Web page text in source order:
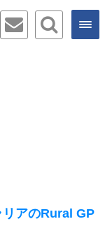
リアのRural GP